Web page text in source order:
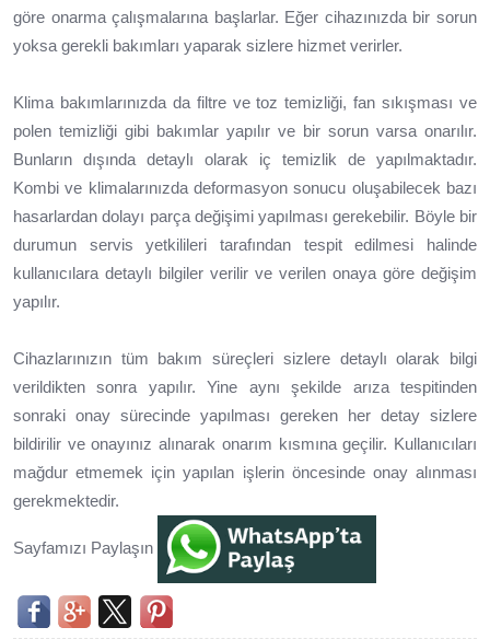
göre onarma çalışmalarına başlarlar. Eğer cihazınızda bir sorun
yoksa gerekli bakımları yaparak sizlere hizmet verirler.
Klima bakımlarınızda da filtre ve toz temizliği, fan sıkışması ve
polen temizliği gibi bakımlar yapılır ve bir sorun varsa onarılır.
Bunların dışında detaylı olarak iç temizlik de yapılmaktadır.
Kombi ve klimalarınızda deformasyon sonucu oluşabilecek bazı
hasarlardan dolayı parça değişimi yapılması gerekebilir. Böyle bir
durumun servis yetkilileri tarafından tespit edilmesi halinde
kullanıcılara detaylı bilgiler verilir ve verilen onaya göre değişim
yapılır.
Cihazlarınızın tüm bakım süreçleri sizlere detaylı olarak bilgi
verildikten sonra yapılır. Yine aynı şekilde arıza tespitinden
sonraki onay sürecinde yapılması gereken her detay sizlere
bildirilir ve onayınız alınarak onarım kısmına geçilir. Kullanıcıları
mağdur etmemek için yapılan işlerin öncesinde onay alınması
gerekmektedir.
Sayfamızı Paylaşın